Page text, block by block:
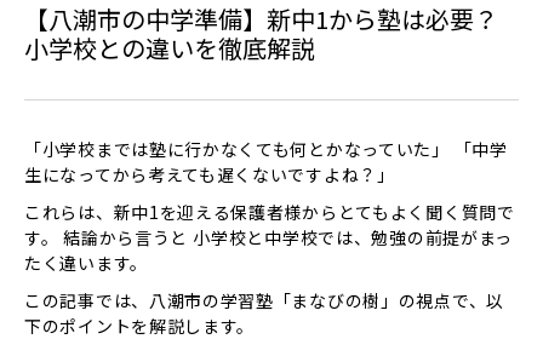
【八潮市の中学準備】新中1から塾は必要？
小学校との違いを徹底解説
「小学校までは塾に行かなくても何とかなっていた」 「中学
生になってから考えても遅くないですよね？」
これらは、新中1を迎える保護者様からとてもよく聞く質問で
す。 結論から言うと―― 小学校と中学校では、勉強の前提がまっ
たく違います。
この記事では、八潮市の学習塾「まなびの樹」の視点で、以
下のポイントを解説します。